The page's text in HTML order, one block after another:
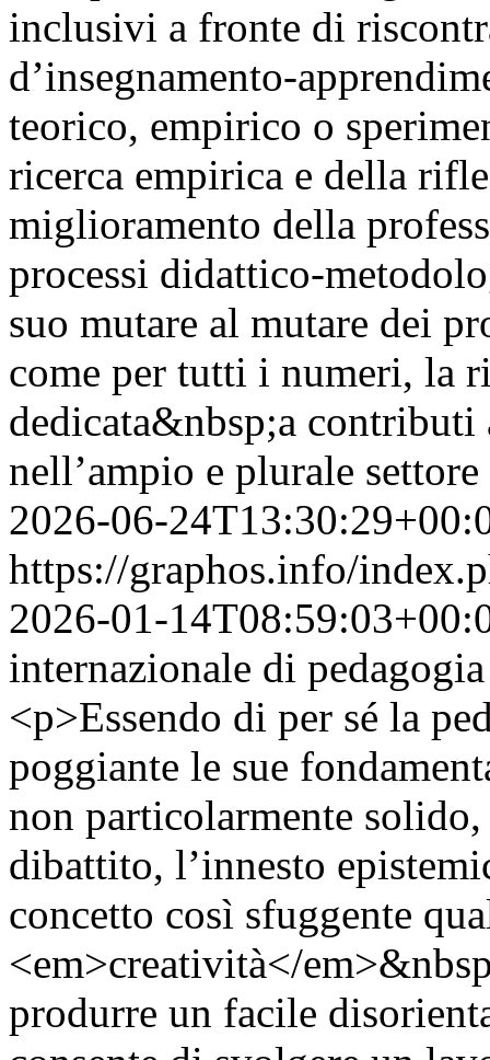
inclusivi a fronte di
d’insegnamento-
teorico, empirico o
ricerca empirica e della
miglioramento della
processi didattico-
suo mutare al mutare dei
come per tutti i numeri, la
dedicata&nbsp;a
nell’ampio e plurale
2026-06-
https://graphos.info/
2026-01-
internazionale di
<p>Essendo di per sé la
poggiante le sue
non particolarmente
dibattito, l’innesto
concetto così sfuggente
<em>creatività</
produrre un facile